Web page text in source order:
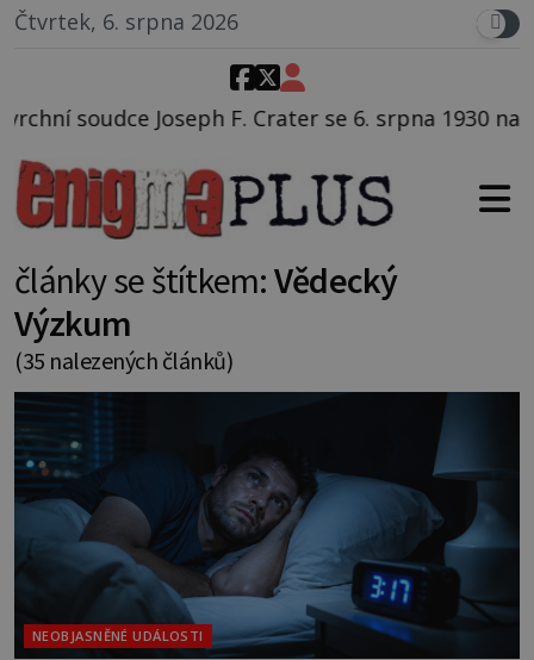
Čtvrtek, 6. srpna 2026
se 6. srpna 1930 navečeří ve své oblíbené
články se štítkem:Vědecký
Výzkum
(35 nalezených článků)
NEOBJASNĚNÉ UDÁLOSTI